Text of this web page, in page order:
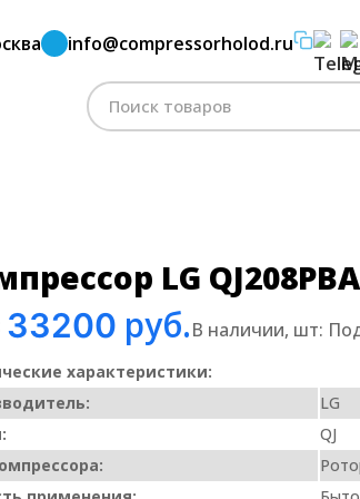
info@compressorholod.ru
Поиск
по:
LG QJ208PBA
LG QJ208PBA
33200 руб.В наличии, шт:
характеристики:
LG
QJ